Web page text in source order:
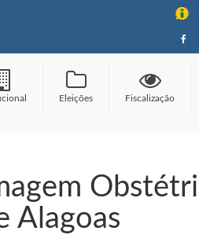
Eleições Fiscalização
Alagoas